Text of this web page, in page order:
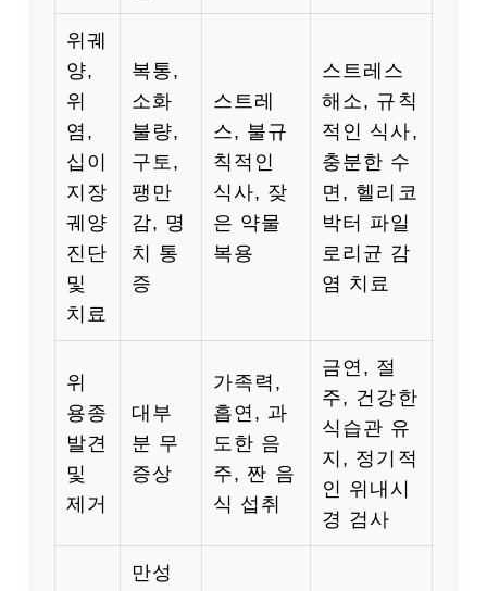
위궤
양,
위
염,
십이
지장
궤양
진단
및
치료
복통,
소화
불량,
구토,
팽만
감, 명
치 통
증
스트레
스, 불규
칙적인
식사, 잦
은 약물
복용
스트레스
해소, 규칙
적인 식사,
충분한 수
면, 헬리코
박터 파일
로리균 감
염 치료
위
용종
발견
및
제거
대부
분 무
증상
가족력,
흡연, 과
도한 음
주, 짠 음
식 섭취
금연, 절
주, 건강한
식습관 유
지, 정기적
인 위내시
경 검사
만성